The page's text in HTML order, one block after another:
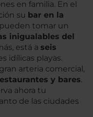
en familia. En el
su bar en la
tomar un
inigualables del
está a seis
idílicas playas.
arteria comercial,
y bares.
ahora tu
de las ciudades